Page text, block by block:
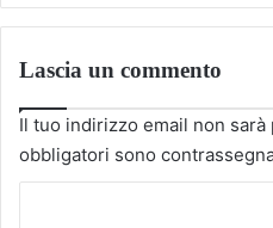
Lascia un commento
Il tuo indirizzo email non sarà
obbligatori sono